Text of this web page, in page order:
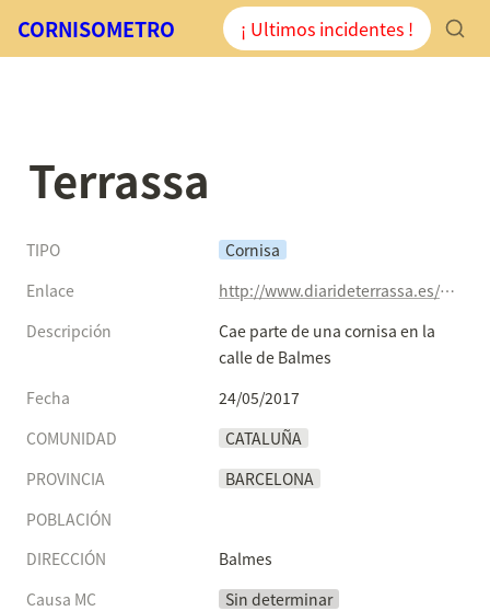
CORNISOMETRO ¡ Ultimos incidentes !
Terrassa
TIPO
Cornisa
Enlace
http://www.diarideterrassa.es/terrassa/2017/05/24/cae-parte-cornisa-calle-balmes/57510.html
Descripción
Cae parte de una cornisa en la
calle de Balmes
Fecha
24/05/2017
COMUNIDAD
CATALUÑA
PROVINCIA
BARCELONA
POBLACIÓN
DIRECCIÓN
Balmes
Causa MC
Sin determinar